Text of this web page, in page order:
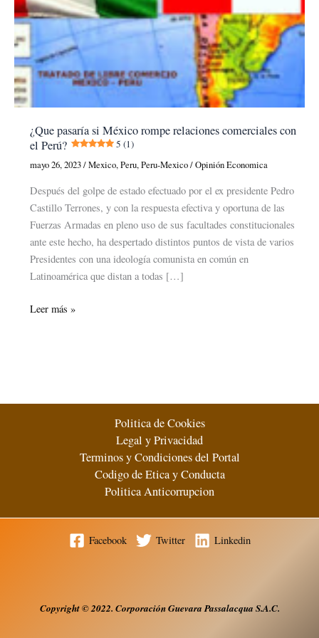
¿Que pasaría si México rompe relaciones comerciales con
el Perú?
5 (1)
mayo 26, 2023/Mexico,Peru,Peru-Mexico/Opinión Economica
Después del golpe de estado efectuado por el ex presidente Pedro
Castillo Terrones, y con la respuesta efectiva y oportuna de las
Fuerzas Armadas en pleno uso de sus facultades constitucionales
ante este hecho, ha despertado distintos puntos de vista de varios
Presidentes con una ideología comunista en común en
Latinoamérica que distan a todas […]
¿Que
Leer más »
Politica de Cookies
Legal y Privacidad
Terminos y Condiciones del Portal
Codigo de Etica y Conducta
Politica Anticorrupcion
Facebook Twitter Linkedin
Copyright© 2022. Corporación Guevara Passalacqua S.A.C.